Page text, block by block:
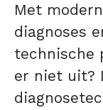
Met
diagnoses
technische
er niet uit?